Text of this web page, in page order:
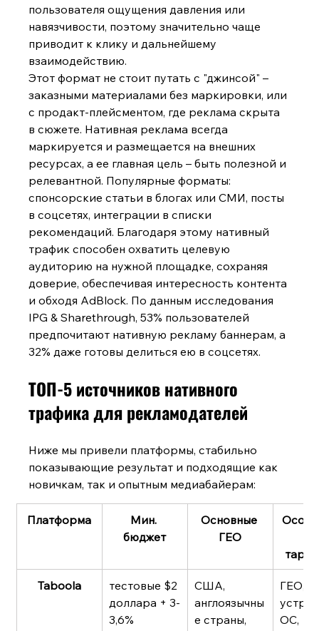
пользователя ощущения давления или
навязчивости, поэтому значительно чаще
приводит к клику и дальнейшему
взаимодействию.
Этот формат не стоит путать с "джинсой" –
заказными материалами без маркировки, или
с продакт-плейсментом, где реклама скрыта
в сюжете. Нативная реклама всегда
маркируется и размещается на внешних
ресурсах, а ее главная цель – быть полезной и
релевантной. Популярные форматы:
спонсорские статьи в блогах или СМИ, посты
в соцсетях, интеграции в списки
рекомендаций. Благодаря этому нативный
трафик способен охватить целевую
аудиторию на нужной площадке, сохраняя
доверие, обеспечивая интересность контента
и обходя AdBlock. По данным исследования
IPG & Sharethrough, 53% пользователей
предпочитают нативную рекламу баннерам, а
32% даже готовы делиться ею в соцсетях.
ТОП-5 источников нативного
трафика для рекламодателей
Ниже мы привели платформы, стабильно
показывающие результат и подходящие как
новичкам, так и опытным медиабайерам:
Платформа
Мин.
бюджет
Основные
ГЕО
Taboola
тестовые $2
доллара + 3-
3,6%
США,
англоязычны
е страны,
ГЕО,
ОС,